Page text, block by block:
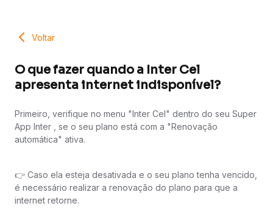
Voltar
O que fazer quando a Inter Cel
apresenta internet indisponível?
Primeiro, verifique no menu "Inter Cel" dentro do seu Super
App Inter , se o seu plano está com a "Renovação
automática" ativa.
👉 Caso ela esteja desativada e o seu plano tenha vencido,
é necessário realizar a renovação do plano para que a
internet retorne.